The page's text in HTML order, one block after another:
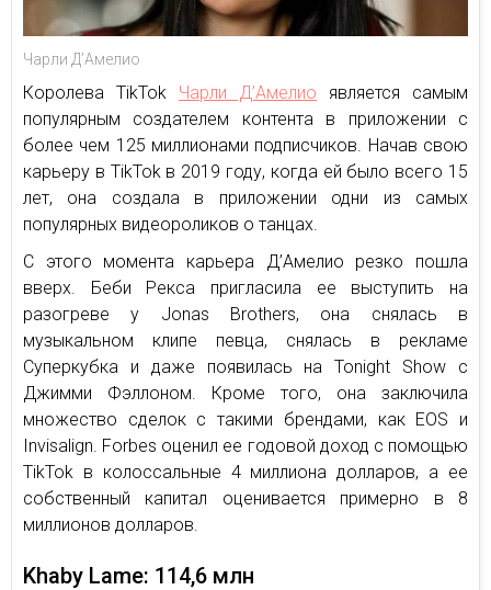
Чарли Д’Амелио
Королева TikTok Чарли Д’Амелио является самым
популярным создателем контента в приложении с
более чем 125 миллионами подписчиков. Начав свою
карьеру в TikTok в 2019 году, когда ей было всего 15
лет, она создала в приложении одни из самых
популярных видеороликов о танцах.
С этого момента карьера Д’Амелио резко пошла
вверх. Беби Рекса пригласила ее выступить на
разогреве у Jonas Brothers, она снялась в
музыкальном клипе певца, снялась в рекламе
Суперкубка и даже появилась на Tonight Show с
Джимми Фэллоном. Кроме того, она заключила
множество сделок с такими брендами, как EOS и
Invisalign. Forbes оценил ее годовой доход с помощью
TikTok в колоссальные 4 миллиона долларов, а ее
собственный капитал оценивается примерно в 8
миллионов долларов.
Khaby Lame: 114,6 млн